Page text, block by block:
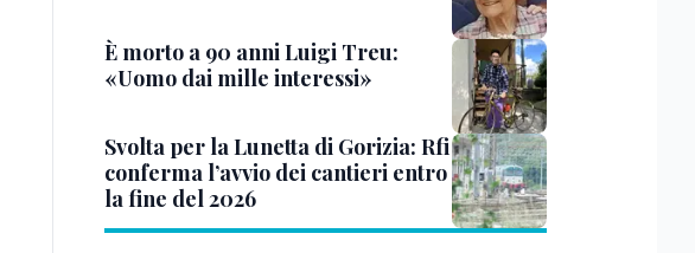
È morto a 90 anni Luigi Treu:
«Uomo dai mille interessi»
Svolta per la Lunetta di Gorizia: Rfi
conferma l’avvio dei cantieri entro
la fine del 2026